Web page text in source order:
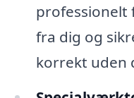
professionelt
fra dig og
korrekt uden